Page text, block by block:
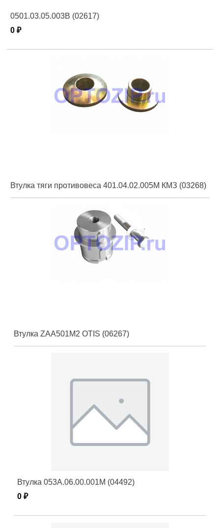
0501.03.05.003В (02617)
0 ₽
Втулка тяги противовеса 401.04.02.005М КМЗ (03268)
Втулка ZAA501M2 OTIS (06267)
Втулка 053А.06.00.001М (04492)
0 ₽